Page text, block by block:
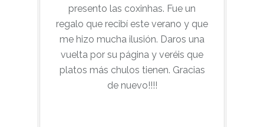
presento las coxinhas. Fue un
regalo que recibí este verano y que
me hizo mucha ilusión. Daros una
vuelta por su página y veréis que
platos más chulos tienen. Gracias
de nuevo!!!!